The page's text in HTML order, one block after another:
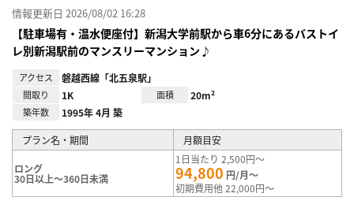
情報更新日 2026/08/02 16:28
【駐車場有・温水便座付】新潟大学前駅から車6分にあるバストイ
レ別新潟駅前のマンスリーマンション♪
アクセス 磐越西線「北五泉駅」
間取り 1K 面積 20m²
築年数 1995年 4月 築
プラン名・期間 月額目安
ロング
30日以上～360日未満
1日当たり 2,500円～
94,800 円/月～
初期費用他 22,000円～